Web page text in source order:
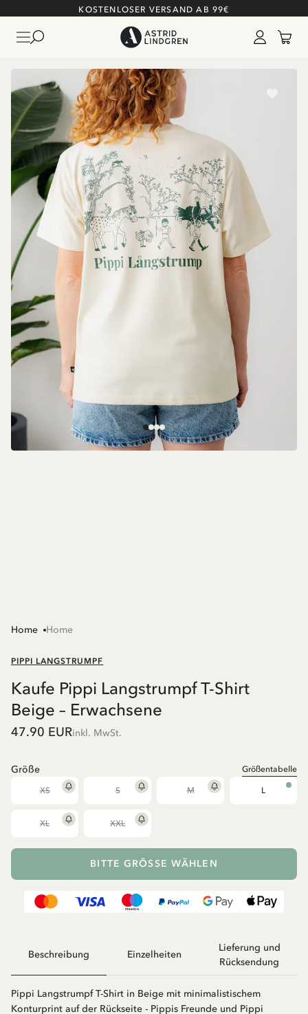
KOSTENLOSER VERSAND AB 99€
Home Home
PIPPI LANGSTRUMPF
Kaufe Pippi Langstrumpf T-Shirt
Beige – Erwachsene
47.90 EURinkl. MwSt.
Größe Größentabelle
XS S M L
XL XXL
BITTE GRÖSSE WÄHLEN
Beschreibung Einzelheiten
Lieferung und
Rücksendung
Pippi Langstrumpf T-Shirt in Beige mit minimalistischem
Konturprint auf der Rückseite - Pippis Freunde und Pippi